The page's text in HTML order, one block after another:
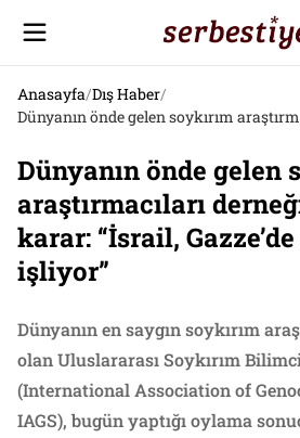
Anasayfa/Dış Haber/
Dünyanın önde gelen
araştırmacıları
karar: “İsrail,
işliyor”
Dünyanın en saygın soykırım
olan Uluslararası Soykırım
(International Association of
IAGS), bugün yaptığı oylama